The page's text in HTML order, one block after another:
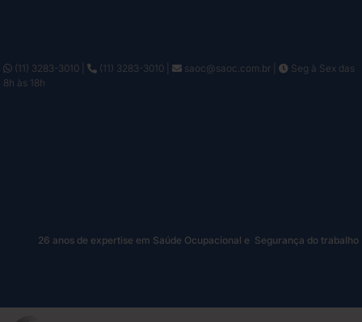
(11) 3283-3010 | (11) 3283-3010 | saoc@saoc.com.br |
Seg à Sex das
8h às 18h
26 anos de expertise em Saúde Ocupacional e Segurança do trabalho